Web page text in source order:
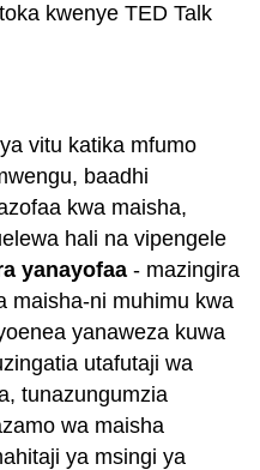
kwenye TED Talk
vitu katika mfumo
baadhi
kwa maisha,
hali na vipengele
yanayofaa - mazingira
maisha-ni muhimu kwa
yanaweza kuwa
utafutaji wa
tunazungumzia
wa maisha
ya msingi ya